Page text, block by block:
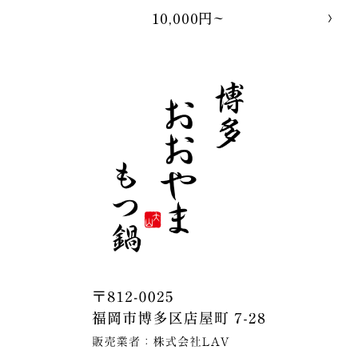
10,000円~